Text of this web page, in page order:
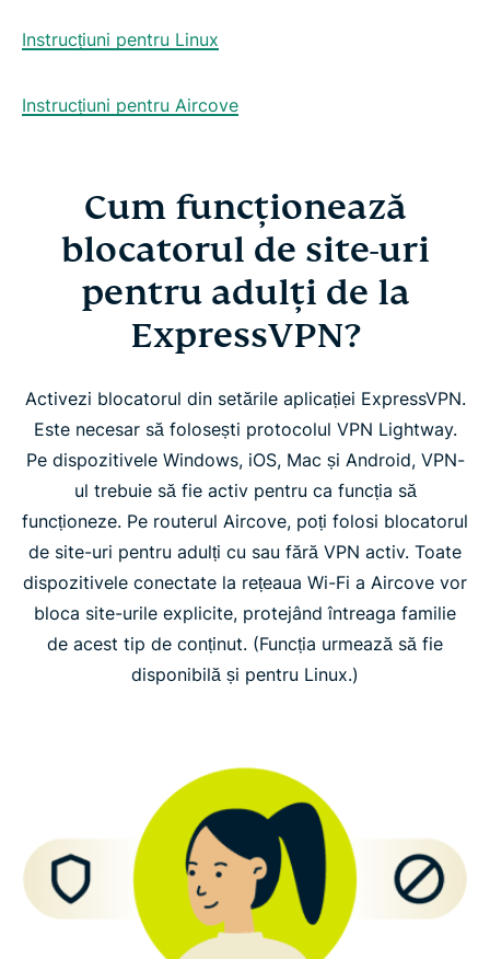
Instrucțiuni pentru Linux
Instrucțiuni pentru Aircove
Cum funcționează
blocatorul de site-uri
pentru adulți de la
ExpressVPN?
Activezi blocatorul din setările aplicației ExpressVPN.
Este necesar să folosești protocolul VPN Lightway.
Pe dispozitivele Windows, iOS, Mac și Android, VPN-
ul trebuie să fie activ pentru ca funcția să
funcționeze. Pe routerul Aircove, poți folosi blocatorul
de site-uri pentru adulți cu sau fără VPN activ. Toate
dispozitivele conectate la rețeaua Wi-Fi a Aircove vor
bloca site-urile explicite, protejând întreaga familie
de acest tip de conținut. (Funcția urmează să fie
disponibilă și pentru Linux.)